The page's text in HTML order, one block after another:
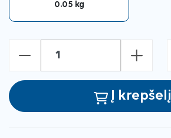
0.05 kg
- +
Į krepšelį